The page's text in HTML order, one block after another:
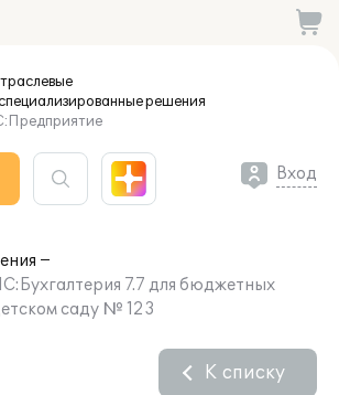
решения
Вход
7.7 для бюджетных
саду № 123
К списку